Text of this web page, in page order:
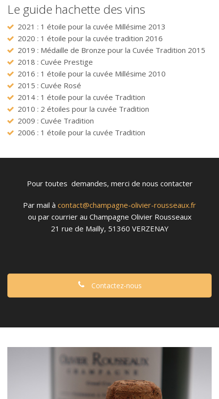
Le guide hachette des vins
2021 : 1 étoile pour la cuvée Millésime 2013
2020 : 1 étoile pour la cuvée tradition 2016
2019 : Médaille de Bronze pour la Cuvée Tradition 2015
2018 : Cuvée Prestige
2016 : 1 étoile pour la cuvée Millésime 2010
2015 : Cuvée Rosé
2014 : 1 étoile pour la cuvée Tradition
2010 : 2 étoiles pour la cuvée Tradition
2009 : Cuvée Tradition
2006 : 1 étoile pour la cuvée Tradition
Pour toutes demandes, merci de nous contacter
Par mail à contact@champagne-olivier-rousseaux.fr
ou par courrier au Champagne Olivier Rousseaux
21 rue de Mailly, 51360 VERZENAY
Contactez-nous